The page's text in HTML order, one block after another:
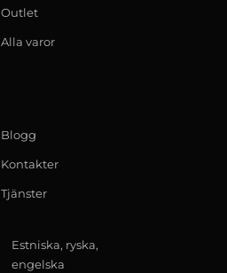
Outlet
Alla varor
Blogg
Kontakter
Tjänster
Estniska, ryska,
engelska